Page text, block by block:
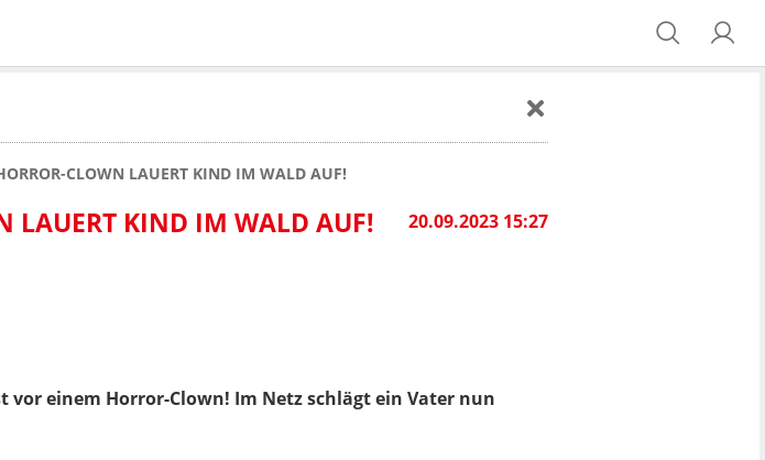
CLOWN LAUERT KIND IM WALD AUF!
20.09.2023 15:27
LAUERT KIND IM WALD AUF!
vor einem Horror-Clown! Im Netz schlägt ein Vater nun